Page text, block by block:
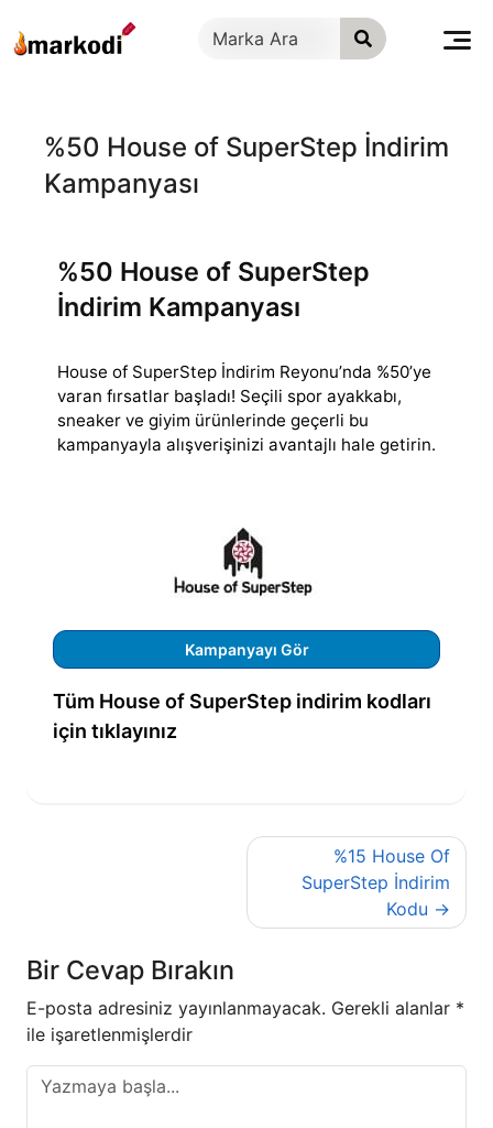
geç
%50 House of SuperStep İndirim
Kampanyası
%50 House of SuperStep
İndirim Kampanyası
House of SuperStep İndirim Reyonu’nda %50’ye
varan fırsatlar başladı! Seçili spor ayakkabı,
sneaker ve giyim ürünlerinde geçerli bu
kampanyayla alışverişinizi avantajlı hale getirin.
Kampanyayı Gör
Tüm House of SuperStep indirim kodları
için tıklayınız
%15 House Of
SuperStep İndirim
Kodu
Bir Cevap Bırakın
E-posta adresiniz yayınlanmayacak. Gerekli alanlar *
ile işaretlenmişlerdir